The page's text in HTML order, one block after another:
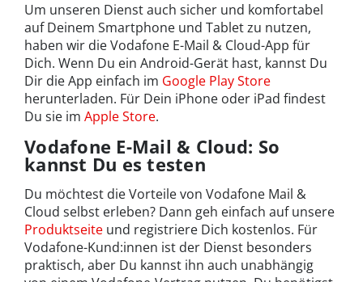
Um unseren Dienst auch sicher und komfortabel
auf Deinem Smartphone und Tablet zu nutzen,
haben wir die Vodafone E-Mail & Cloud-App für
Dich. Wenn Du ein Android-Gerät hast, kannst Du
Dir die App einfach im Google Play Store
herunterladen. Für Dein iPhone oder iPad findest
Du sie im Apple Store.
Vodafone E-Mail & Cloud: So
kannst Du es testen
Du möchtest die Vorteile von Vodafone Mail &
Cloud selbst erleben? Dann geh einfach auf unsere
Produktseite und registriere Dich kostenlos. Für
Vodafone-Kund:innen ist der Dienst besonders
praktisch, aber Du kannst ihn auch unabhängig